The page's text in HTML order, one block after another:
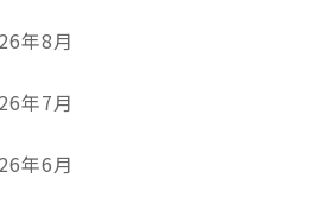
年8月
年7月
年6月